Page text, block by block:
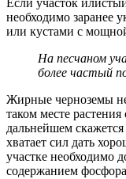
Если участок
необходимо заранее
или кустами с
На песчаном
более частый
Жирные черноземы
таком месте
дальнейшем
хватает сил дать
участке необходимо
содержанием